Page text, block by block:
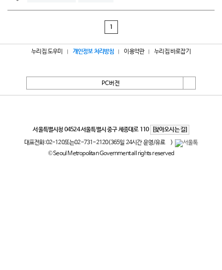
1
누리집 도우미 개인정보 처리방침 이용약관 누리집 바로잡기
PC버전
서울특별시청 04524 서울특별시 중구 세종대로 110
[찾아오시는 길]
대표전화:02-120또는02-731-2120(365일 24시간 운영/유료
)
© Seoul Metropolitan Government all rights reserved